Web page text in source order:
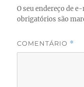
O seu endereço de
obrigatórios são
COMENTÁRIO *